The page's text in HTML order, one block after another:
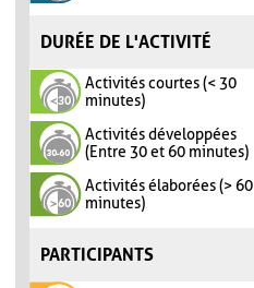
DURÉE DE L'ACTIVITÉ
Activités courtes (< 30
minutes)
Activités développées
(Entre 30 et 60 minutes)
Activités élaborées (> 60
minutes)
PARTICIPANTS